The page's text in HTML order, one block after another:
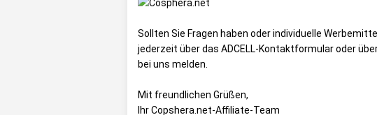
Sollten Sie Fragen haben oder individuelle
jederzeit über das ADCELL-Kontaktformularoder
bei uns melden.
Mit freundlichen Grüßen,
Ihr Copshera.net-Affiliate-Team